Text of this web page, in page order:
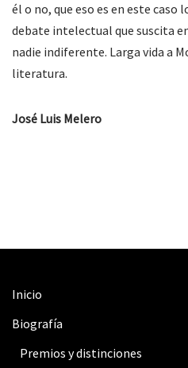
él o no, que eso es en este caso
debate intelectual que suscita
nadie indiferente. Larga vida a
literatura.
José Luis Melero
Inicio
Biografía
Premios y distinciones